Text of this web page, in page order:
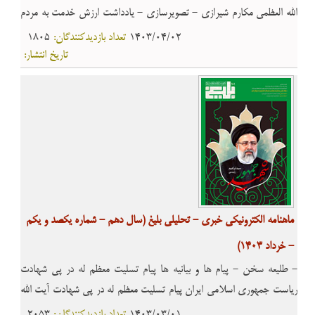
الله العظمی مکارم شیرازی - تصویرسازی - یادداشت ارزش خدمت به مردم
مشورت و حکمرانی اهمیت فریضۀ حج قواعد حفظ نظام اجتماعی - مقاله
آیات غدیر؛ آیـه تبلیغ - معرفی کتاب سیری در کتاب « قاعده لاضرر» -
معارف اسلامی آثار و پیامدهای «مراء» و «جدال» - احکام شرعی احکام
حج
1805 تعداد بازدیدکنندگان: 1403/04/02
تاریخ انتشار:
ماهنامه الکترونیکی خبری - تحلیلی بلیغ (سال دهم - شماره یکصد و یکم
- خرداد 1403)
- طلیعه سخن - پیام ها و بیانیه ها پیام تسلیت معظم له در پی شهادت
ریاست جمهوری اسلامی ایران پیام تسلیت معظم له در پی شهادت آیت الله
آل هاشم رحمت الله علیه پیام تسلیت معظم له در پی رحلت آیت الله شیخ